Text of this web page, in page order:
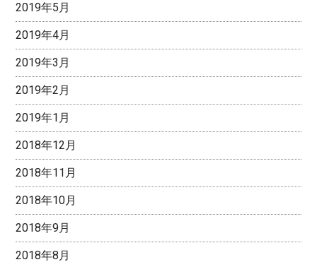
2019年5月
2019年4月
2019年3月
2019年2月
2019年1月
2018年12月
2018年11月
2018年10月
2018年9月
2018年8月